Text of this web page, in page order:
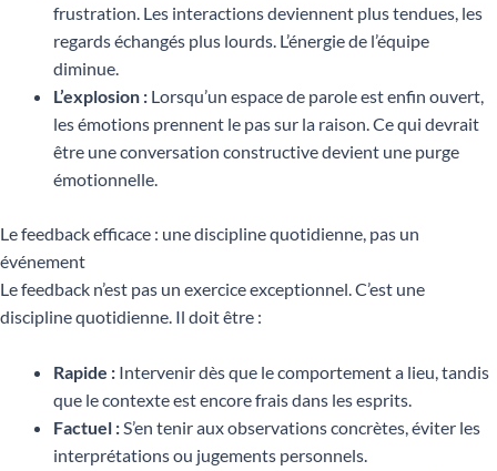
frustration. Les interactions deviennent plus tendues, les
regards échangés plus lourds. L’énergie de l’équipe
diminue.
L’explosion : Lorsqu’un espace de parole est enfin ouvert,
les émotions prennent le pas sur la raison. Ce qui devrait
être une conversation constructive devient une purge
émotionnelle.
Le feedback efficace : une discipline quotidienne, pas un
événement
Le feedback n’est pas un exercice exceptionnel. C’est une
discipline quotidienne. Il doit être :
Rapide : Intervenir dès que le comportement a lieu, tandis
que le contexte est encore frais dans les esprits.
Factuel :S’en tenir aux observations concrètes, éviter les
interprétations ou jugements personnels.